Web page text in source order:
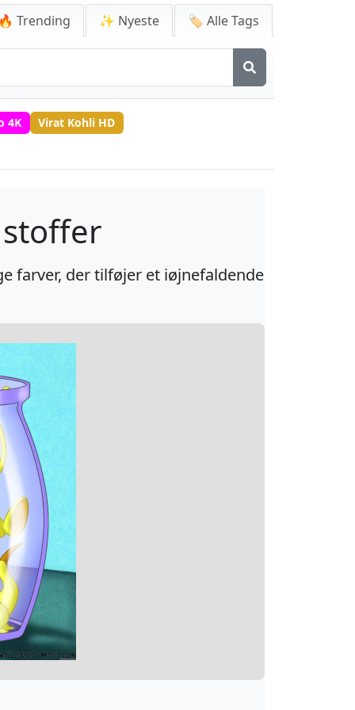
Trending ✨ Nyeste 🏷️ Alle Tags
4K Virat Kohli HD
farver, der tilføjer et iøjnefaldende